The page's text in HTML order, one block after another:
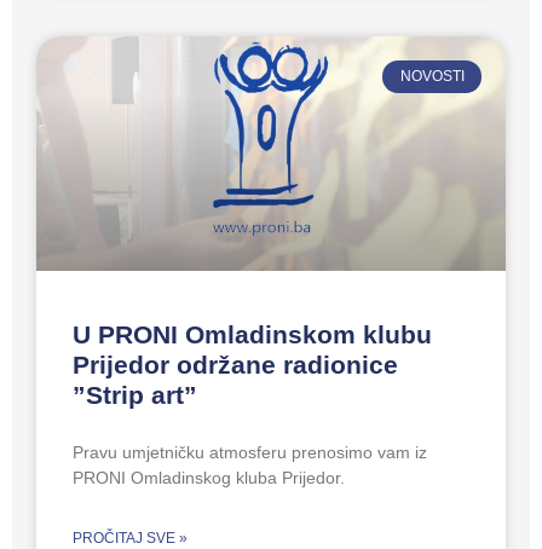
NOVOSTI
U PRONI Omladinskom klubu
Prijedor održane radionice
”Strip art”
Pravu umjetničku atmosferu prenosimo vam iz
PRONI Omladinskog kluba Prijedor.
PROČITAJ SVE »